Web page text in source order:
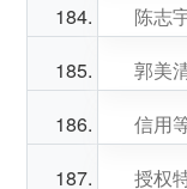
陈志
郭美
信用
授权